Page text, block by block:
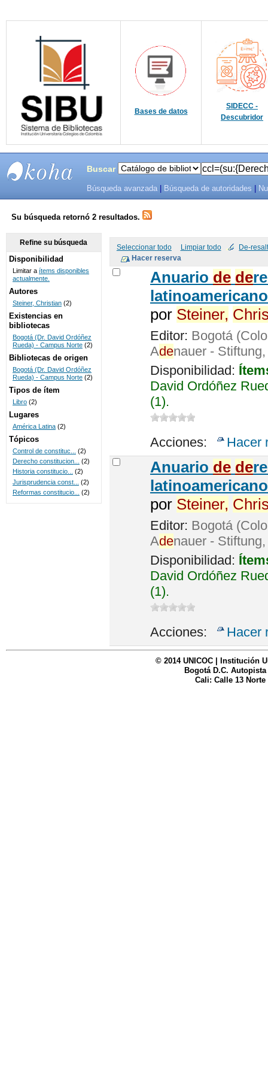
Bases de datos
SIDECC -
Descubridor
SISTEMAS
DE
BIBLIOTECAS
UNICOC
Buscar
Búsqueda avanzada Búsqueda de autoridades
Su búsqueda retornó 2 resultados.
Seleccionar todo Limpiar todo De-
Anuario de de
por Steiner,
Editor: Bogotá
Adenauer -
Disponibilidad:
David Ordóñez
(1).
Acciones: Hacer
Anuario de de
por Steiner,
Editor: Bogotá
Adenauer -
Disponibilidad:
David Ordóñez
(1).
Acciones: Hacer
Refine su búsqueda
Disponibilidad
Limitar a ítems disponibles
actualmente.
Autores
Steiner, Christian (2)
Existencias en
bibliotecas
Bogotá (Dr. David Ordóñez
Rueda) - Campus Norte (2)
Bibliotecas de origen
Bogotá (Dr. David Ordóñez
Rueda) - Campus Norte (2)
Tipos de ítem
Libro (2)
Lugares
América Latina (2)
Tópicos
Control de constituc...
(2)
Derecho constitucion...
(2)
Historia constitucio... (2)
Jurisprudencia const...
(2)
Reformas constitucio...
(2)
© 2014 UNICOC | Institución
Bogotá D.C. Autopista
Cali: Calle 13 Norte